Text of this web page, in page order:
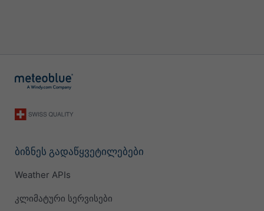
ბიზნეს გადაწყვეტილებები
Weather APIs
კლიმატური სერვისები